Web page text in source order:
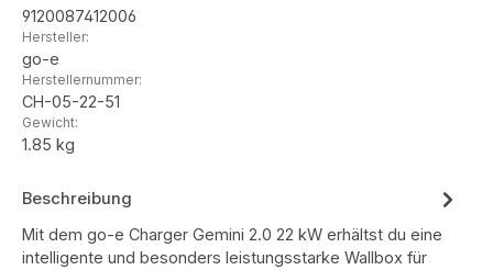
9120087412006
Hersteller:
go-e
Herstellernummer:
CH-05-22-51
Gewicht:
1.85 kg
Beschreibung
Mit dem go-e Charger Gemini 2.0 22 kW erhältst du eine
intelligente und besonders leistungsstarke Wallbox für